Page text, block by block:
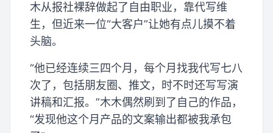
木从报社裸辞做起了自由职业，靠代写维
生，但近来一位“大客户”让她有点儿摸不着
头脑。
“他已经连续三四个月，每个月找我代写七八
次了，包括朋友圈、推文，时不时还写写演
讲稿和汇报。”木木偶然刷到了自己的作品，
“发现他这个月产品的文案输出都被我承包